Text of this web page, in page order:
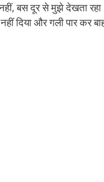
बस दूर से मुझे देखता
दिया और गली पार कर